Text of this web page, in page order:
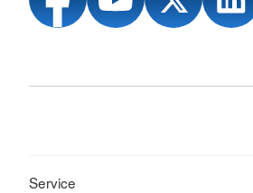
Service